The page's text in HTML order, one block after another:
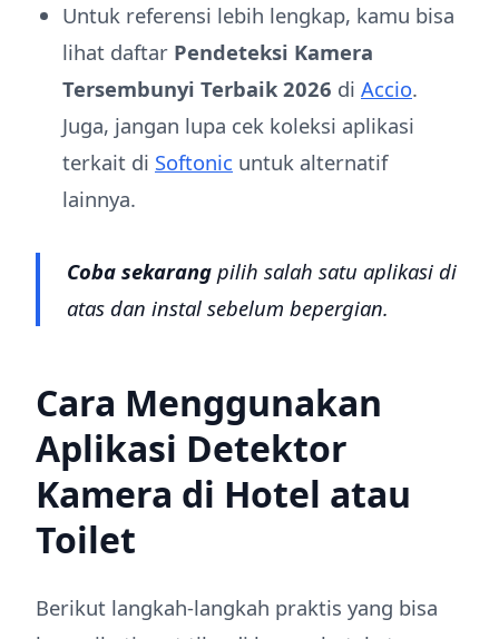
Untuk referensi lebih lengkap, kamu bisa
lihat daftar Pendeteksi Kamera
Tersembunyi Terbaik 2026 di Accio.
Juga, jangan lupa cek koleksi aplikasi
terkait di Softonic untuk alternatif
lainnya.
Coba sekarang pilih salah satu aplikasi di
atas dan instal sebelum bepergian.
Cara Menggunakan
Aplikasi Detektor
Kamera di Hotel atau
Toilet
Berikut langkah-langkah praktis yang bisa